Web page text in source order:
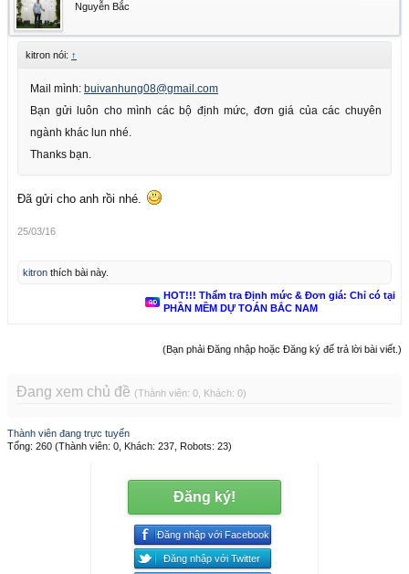
Nguyễn Bắc
kitron nói: ↑
Mail mình: buivanhung08@gmail.com
Bạn gửi luôn cho mình các bộ định mức, đơn giá của các chuyên
ngành khác lun nhé.
Thanks bạn.
Đã gửi cho anh rồi nhé.
25/03/16
kitron thích bài này.
HOT!!! Thẩm tra Định mức & Đơn giá: Chỉ có tại
PHẦN MỀM DỰ TOÁN BẮC NAM
(Bạn phải Đăng nhập hoặc Đăng ký để trả lời bài viết.)
Đang xem chủ đề (Thành viên: 0, Khách: 0)
Thành viên đang trực tuyến
Tổng: 260 (Thành viên: 0, Khách: 237, Robots: 23)
Đăng ký!
Đăng nhập với Facebook
Đăng nhập với Twitter